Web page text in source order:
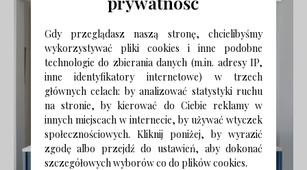
Gdy przeglądasz naszą stronę, chcielibyśmy
wykorzystywać pliki cookies i inne podobne
technologie do zbierania danych (m.in. adresy IP,
inne identyfikatory internetowe) w trzech
głównych celach: by analizować statystyki ruchu
na stronie, by kierować do Ciebie reklamy w
innych miejscach w internecie, by używać wtyczek
społecznościowych. Kliknij poniżej, by wyrazić
zgodę albo przejdź do ustawień, aby dokonać
szczegółowych wyborów co do plików cookies.